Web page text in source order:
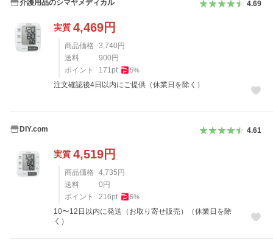
介護用品のシマヤメディカル 4.69
実質 4,469円
商品価格 3,740 円
送料
900 円
ポイント
171pt 5%
注文確認後4日以内にご提供（休業日を除く）
DIY.com 4.61
実質 4,519円
商品価格 4,735 円
送料
0 円
ポイント
216pt 5%
10〜12日以内に発送（お取り寄せ販売）（休業日を除
く）